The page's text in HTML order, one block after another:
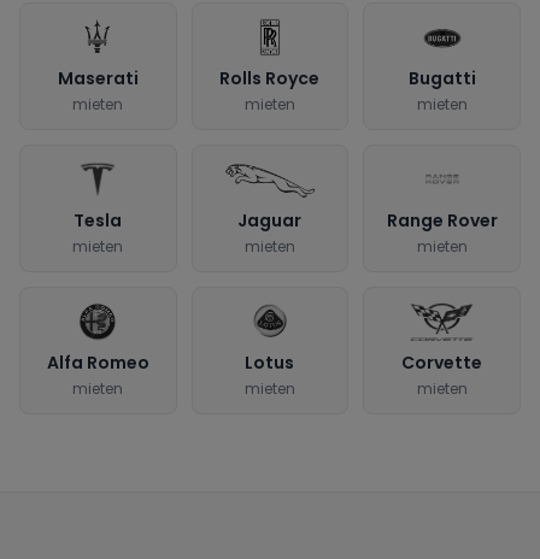
Maserati
mieten
Rolls Royce
mieten
Bugatti
mieten
Tesla
mieten
Jaguar
mieten
Range Rover
mieten
Alfa Romeo
mieten
Lotus
mieten
Corvette
mieten